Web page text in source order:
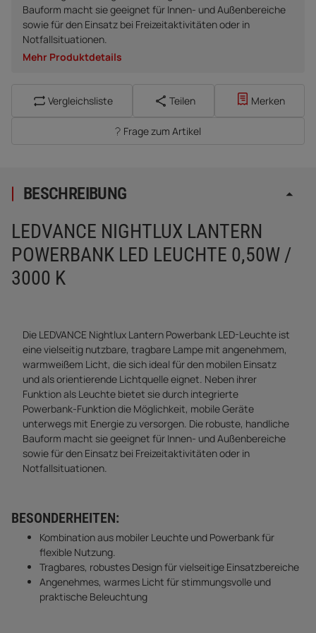
Bauform macht sie geeignet für Innen- und Außenbereiche
sowie für den Einsatz bei Freizeitaktivitäten oder in
Notfallsituationen.
Mehr Produktdetails
Vergleichsliste Teilen Merken
Frage zum Artikel
BESCHREIBUNG
LEDVANCE NIGHTLUX LANTERN
POWERBANK LED LEUCHTE 0,50W /
3000 K
Die LEDVANCE Nightlux Lantern Powerbank LED-Leuchte ist
eine vielseitig nutzbare, tragbare Lampe mit angenehmem,
warmweißem Licht, die sich ideal für den mobilen Einsatz
und als orientierende Lichtquelle eignet. Neben ihrer
Funktion als Leuchte bietet sie durch integrierte
Powerbank-Funktion die Möglichkeit, mobile Geräte
unterwegs mit Energie zu versorgen. Die robuste, handliche
Bauform macht sie geeignet für Innen- und Außenbereiche
sowie für den Einsatz bei Freizeitaktivitäten oder in
Notfallsituationen.
BESONDERHEITEN:
Kombination aus mobiler Leuchte und Powerbank für
flexible Nutzung.
Tragbares, robustes Design für vielseitige Einsatzbereiche
Angenehmes, warmes Licht für stimmungsvolle und
praktische Beleuchtung